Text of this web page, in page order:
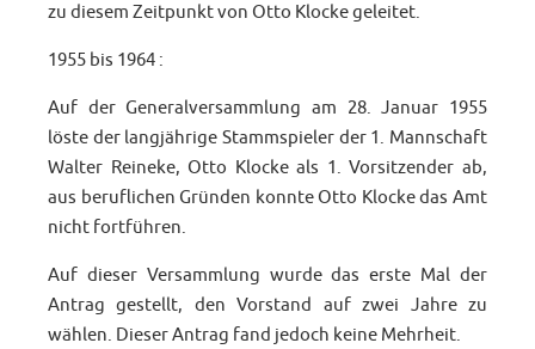
zu diesem Zeitpunkt von Otto Klocke geleitet.
1955 bis 1964 :
Auf der Generalversammlung am 28. Januar 1955
löste der langjährige Stammspieler der 1. Mannschaft
Walter Reineke, Otto Klocke als 1. Vorsitzender ab,
aus beruflichen Gründen konnte Otto Klocke das Amt
nicht fortführen.
Auf dieser Versammlung wurde das erste Mal der
Antrag gestellt, den Vorstand auf zwei Jahre zu
wählen. Dieser Antrag fand jedoch keine Mehrheit.